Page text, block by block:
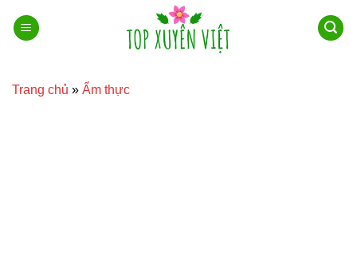
qua
Trang chủ » Ẩm thực